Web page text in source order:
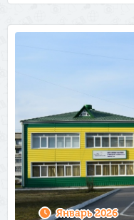
Январь 2026